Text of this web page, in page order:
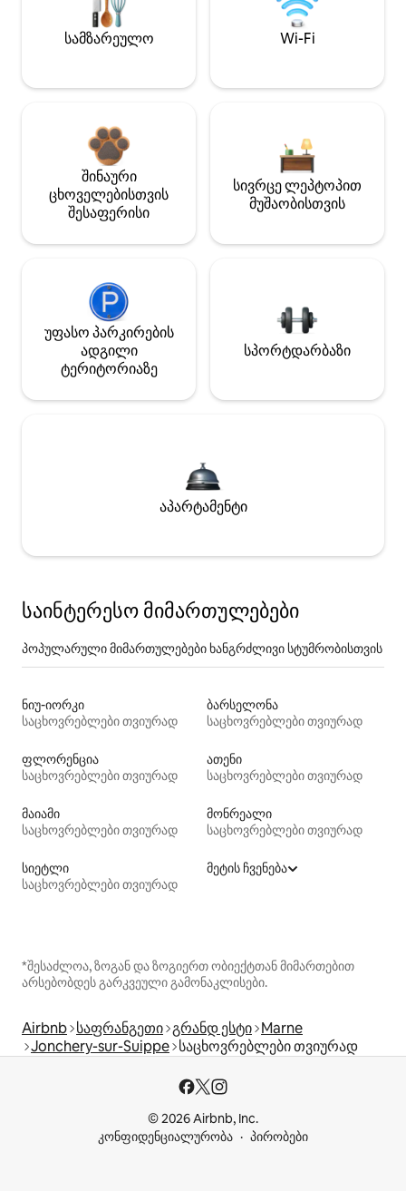
სამზარეულო Wi-Fi
შინაური
ცხოველებისთვის
შესაფერისი
სივრცე ლეპტოპით
მუშაობისთვის
უფასო პარკირების
ადგილი
ტერიტორიაზე
სპორტდარბაზი
აპარტამენტი
საინტერესო მიმართულებები
პოპულარული მიმართულებები ხანგრძლივი სტუმრობისთვის
ნიუ-იორკი
საცხოვრებლები თვიურად
ბარსელონა
საცხოვრებლები თვიურად
ფლორენცია
საცხოვრებლები თვიურად
ათენი
საცხოვრებლები თვიურად
მაიამი
საცხოვრებლები თვიურად
მონრეალი
საცხოვრებლები თვიურად
სიეტლი
საცხოვრებლები თვიურად
მეტის ჩვენება
*შესაძლოა, ზოგან და ზოგიერთ ობიექტთან მიმართებით
არსებობდეს გარკვეული გამონაკლისები.
Airbnb საფრანგეთი გრანდ ესტი Marne
Jonchery-sur-Suippe საცხოვრებლები თვიურად
© 2026 Airbnb, Inc.
კონფიდენციალურობა
პირობები